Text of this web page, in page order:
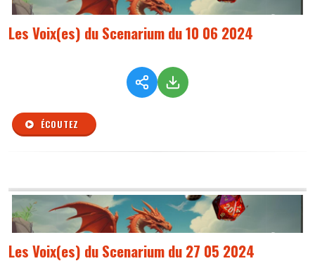
Les Voix(es) du Scenarium du 10 06 2024
ÉCOUTEZ
Les Voix(es) du Scenarium du 27 05 2024